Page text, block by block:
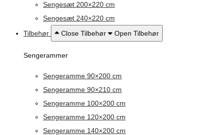
Sengesæt 200×220 cm
Sengesæt 240×220 cm
Tilbehør
Close Tilbehør Open Tilbehør
Sengerammer
Sengeramme 90×200 cm
Sengeramme 90×210 cm
Sengeramme 100×200 cm
Sengeramme 120×200 cm
Sengeramme 140×200 cm